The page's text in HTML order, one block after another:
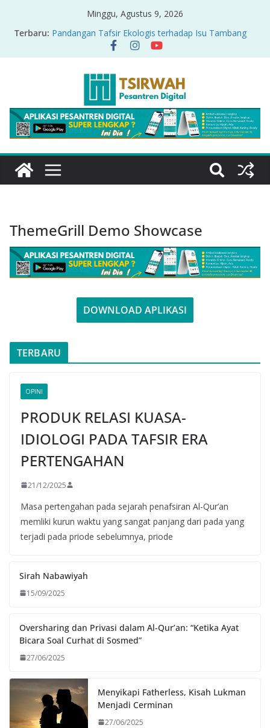
Minggu, Agustus 9, 2026
Terbaru: Pandangan Tafsir Ekologis terhadap Isu Tambang
Nikel di Raja Ampat
PRODUK RELASI KUASA-IDIOLOGI PADA TAFSIR
Sirah Nabawiyah
Oversharing dan Privasi dalam Al-Qur’an: “Ketika
Ayat Bicara Soal Curhat di Sosmed”
Menyikapi Fatherless, Kisah Lukman Menjadi
Cerminan
ThemeGrill Demo Showcase
DOWNLOAD APLIKASI
TERBARU
OPINI
PRODUK RELASI KUASA-
IDIOLOGI PADA TAFSIR ERA
PERTENGAHAN
21/12/2025
Masa pertengahan pada sejarah penafsiran Al-Qur’an
memliki kurun waktu yang sangat panjang dari pada yang
terjadi pada priode sebelumnya, priode
Sirah Nabawiyah
15/09/2025
Oversharing dan Privasi dalam Al-Qur’an: “Ketika Ayat
Bicara Soal Curhat di Sosmed”
27/06/2025
Menyikapi Fatherless, Kisah Lukman
Menjadi Cerminan
27/06/2025